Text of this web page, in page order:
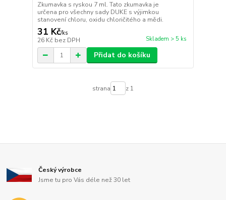
Zkumavka s ryskou 7 ml. Tato zkumavka je
určena pro všechny sady DUKE s výjimkou
stanovení chloru, oxidu chloričitého a mědi.
31 Kč/ks
26 Kč bez DPH Skladem > 5 ks
Přidat do košíku
strana z 1
Český výrobce
Jsme tu pro Vás déle než 30 let